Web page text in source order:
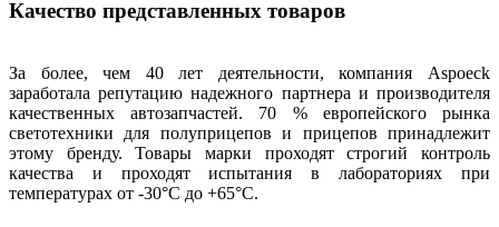
Качество представленных товаров
За более, чем 40 лет деятельности, компания Aspoeck
заработала репутацию надежного партнера и производителя
качественных автозапчастей. 70 % европейского рынка
светотехники для полуприцепов и прицепов принадлежит
этому бренду. Товары марки проходят строгий контроль
качества и проходят испытания в лабораториях при
температурах от -30°C до +65°C.